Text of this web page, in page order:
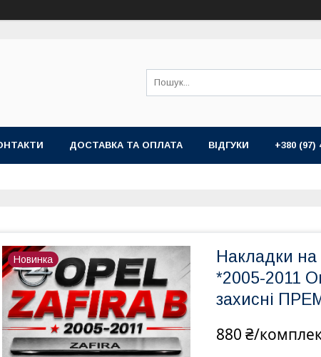
ДОСТАВКА ТА ОПЛАТА ВІДГУКИ +380 (97)
Новинка
Накладки на
*2005-2011
захисні
880 ₴/